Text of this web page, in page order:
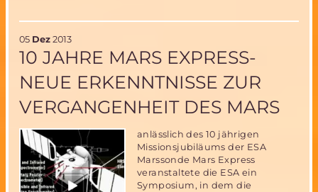
europäischen
05 Dez 2013
10 JAHRE MARS EXPRESS-
NEUE ERKENNTNISSE ZUR
VERGANGENHEIT DES MARS
anlässlich des 10 jährigen
Missionsjubiläums der ESA
Marssonde Mars Express
veranstaltete die ESA ein
Symposium, in dem die